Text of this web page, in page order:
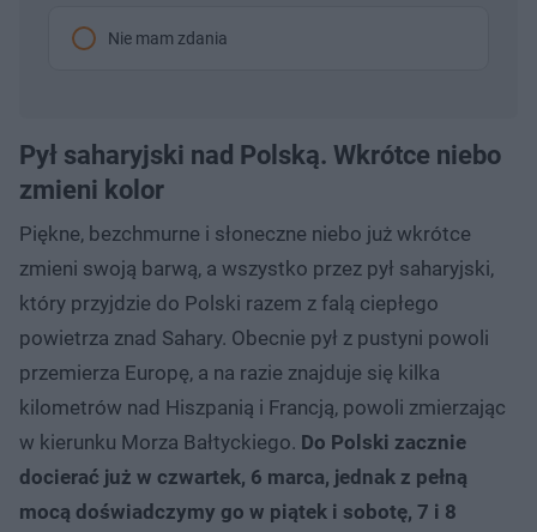
Nie mam zdania
Pył saharyjski nad Polską. Wkrótce niebo
zmieni kolor
Piękne, bezchmurne i słoneczne niebo już wkrótce
zmieni swoją barwą, a wszystko przez pył saharyjski,
który przyjdzie do Polski razem z falą ciepłego
powietrza znad Sahary. Obecnie pył z pustyni powoli
przemierza Europę, a na razie znajduje się kilka
kilometrów nad Hiszpanią i Francją, powoli zmierzając
w kierunku Morza Bałtyckiego. Do Polski zacznie
docierać już w czwartek, 6 marca, jednak z pełną
mocą doświadczymy go w piątek i sobotę, 7 i 8